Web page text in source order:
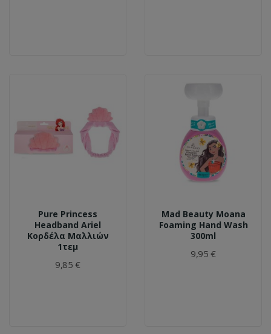
Pure Princess
Headband Ariel
Κορδέλα Μαλλιών
1τεμ
9,85 €
Mad Beauty Moana
Foaming Hand Wash
300ml
9,95 €